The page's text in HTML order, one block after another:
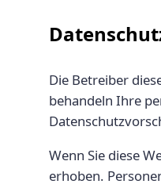
Die Betreiber
behandeln Ihre
Wenn Sie diese
erhoben.